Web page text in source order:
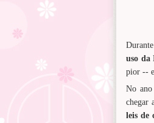
Durante
uso
pior --
No
chegar
leis de